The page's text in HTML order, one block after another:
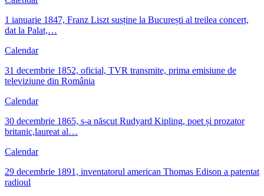
1 ianuarie 1847, Franz Liszt susține la București al treilea concert,
dat la Palat,…
Calendar
31 decembrie 1852, oficial, TVR transmite, prima emisiune de
televiziune din România
Calendar
30 decembrie 1865, s-a născut Rudyard Kipling, poet și prozator
britanic,laureat al…
Calendar
29 decembrie 1891, inventatorul american Thomas Edison a patentat
radioul